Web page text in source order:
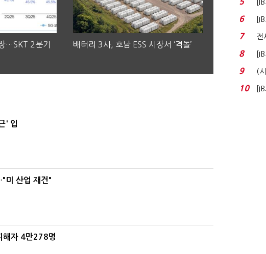
…SKT 2분기
배터리 3사, 호남 ESS 시장서 ‘격돌’
' 입
미 산업 재건"
해자 4만278명
닥
6
7
전
누
8
9 (
10